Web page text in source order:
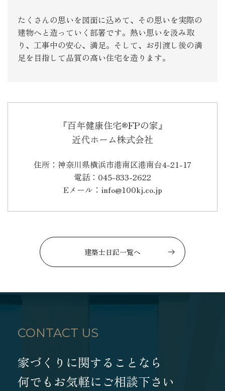
たくさんの思いを図面に込めて、その思いを実際の
建物へと造っていく部署です。熱い思いを汲み取
り、工事中の安心、満足。そして、お引渡し後の満
足を目指して品質の高い住宅を造ります。
『百年健康住宅®FPの家』
近代ホーム株式会社
住所：神奈川県横浜市港南区港南台4-21-17
電話：045-833-2622
Eメール：info@100kj.co.jp
建築士日記一覧へ
CONTACT US
家づくりに関することなら
何でもお気軽にご相談下さい